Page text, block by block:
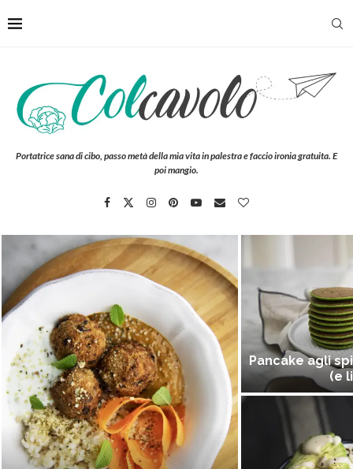
Portatrice sana di cibo, passo metà della mia vita in palestra e faccio ironia gratuita. E
poi mangio.
Pancake agli
(e